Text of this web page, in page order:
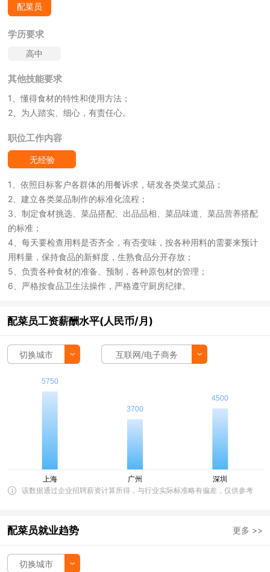
配菜员
学历要求
高中
其他技能要求
1、懂得食材的特性和使用方法；
2、为人踏实、细心，有责任心。
职位工作内容
无经验
1、依照目标客户各群体的用餐诉求，研发各类菜式菜品；
2、建立各类菜品制作的标准化流程；
3、制定食材挑选、菜品搭配、出品品相、菜品味道、菜品营养搭配
的标准；
4、每天要检查用料是否齐全，有否变味，按各种用料的需要来预计
用料量，保持食品的新鲜度，生熟食品分开存放；
5、负责各种食材的准备、预制，各种原包材的管理；
6、严格按食品卫生法操作，严格遵守厨房纪律。
配菜员工资薪酬水平(人民币/月)
切换城市 互联网/电子商务
该数据通过企业招聘薪资计算所得，与行业实际标准略有偏差，仅供参考
配菜员就业趋势 更多 >>
切换城市